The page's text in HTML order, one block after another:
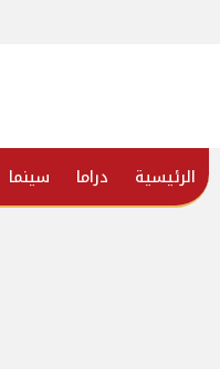
الرئيسية دراما سينما